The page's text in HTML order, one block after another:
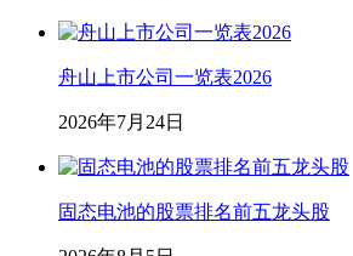
舟山上市公司一览表2026
2026年7月24日
固态电池的股票排名前五龙头股